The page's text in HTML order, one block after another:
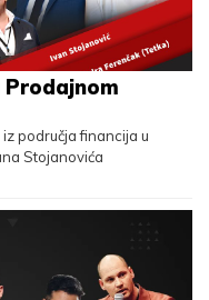
područja financija u
Stojanovića